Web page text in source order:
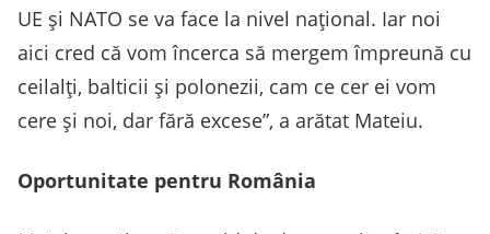
UE și NATO se va face la nivel național. Iar noi
aici cred că vom încerca să mergem împreună cu
ceilalți, balticii și polonezii, cam ce cer ei vom
cere și noi, dar fără excese”, a arătat Mateiu.
Oportunitate pentru România